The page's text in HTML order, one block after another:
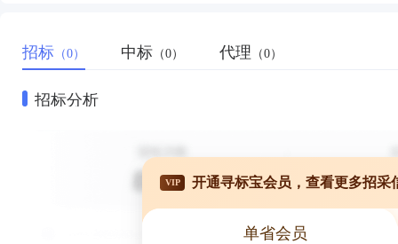
招标 （0） 中标 （0） 代理 （0）
招标分析
VIP 开通寻标宝会员，查看更多招采
单省会员